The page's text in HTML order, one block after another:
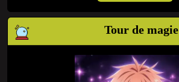
Tour de magie